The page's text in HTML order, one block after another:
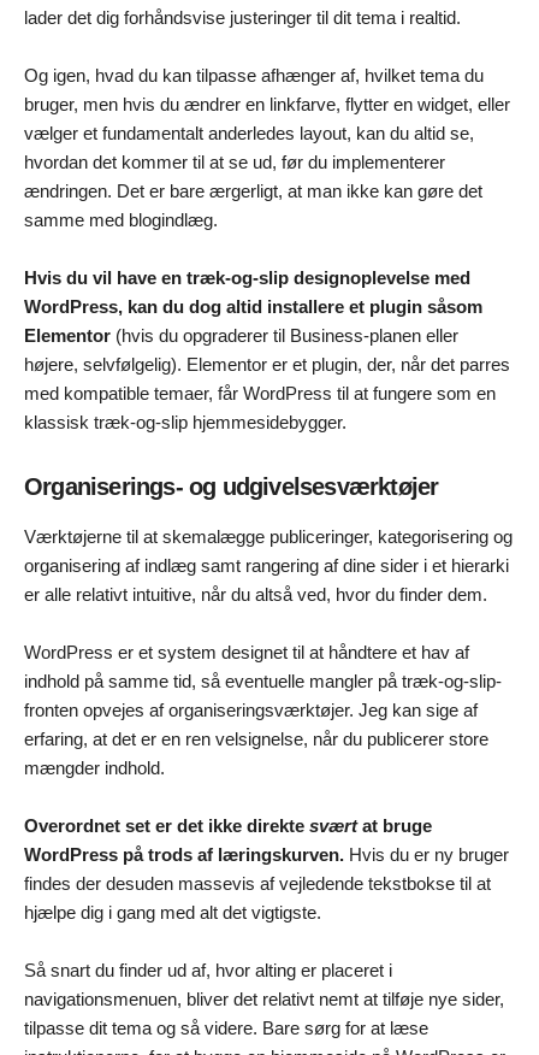
lader det dig forhåndsvise justeringer til dit tema i realtid.
Og igen, hvad du kan tilpasse afhænger af, hvilket tema du
bruger, men hvis du ændrer en linkfarve, flytter en widget, eller
vælger et fundamentalt anderledes layout, kan du altid se,
hvordan det kommer til at se ud, før du implementerer
ændringen. Det er bare ærgerligt, at man ikke kan gøre det
samme med blogindlæg.
Hvis du vil have en træk-og-slip designoplevelse med
WordPress, kan du dog altid installere et plugin såsom
Elementor (hvis du opgraderer til Business-planen eller
højere, selvfølgelig). Elementor er et plugin, der, når det parres
med kompatible temaer, får WordPress til at fungere som en
klassisk træk-og-slip hjemmesidebygger.
Organiserings- og udgivelsesværktøjer
Værktøjerne til at skemalægge publiceringer, kategorisering og
organisering af indlæg samt rangering af dine sider i et hierarki
er alle relativt intuitive, når du altså ved, hvor du finder dem.
WordPress er et system designet til at håndtere et hav af
indhold på samme tid, så eventuelle mangler på træk-og-slip-
fronten opvejes af organiseringsværktøjer. Jeg kan sige af
erfaring, at det er en ren velsignelse, når du publicerer store
mængder indhold.
Overordnet set er det ikke direkte sværtat bruge
WordPress på trods af læringskurven. Hvis du er ny bruger
findes der desuden massevis af vejledende tekstbokse til at
hjælpe dig i gang med alt det vigtigste.
Så snart du finder ud af, hvor alting er placeret i
navigationsmenuen, bliver det relativt nemt at tilføje nye sider,
tilpasse dit tema og så videre. Bare sørg for at læse